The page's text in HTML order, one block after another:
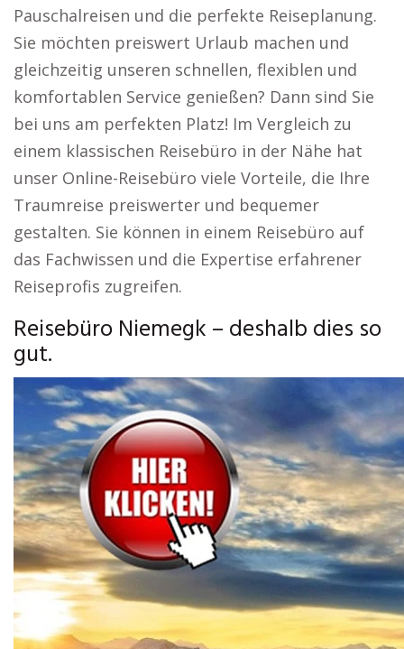
Pauschalreisen und die perfekte Reiseplanung.
Sie möchten preiswert Urlaub machen und
gleichzeitig unseren schnellen, flexiblen und
komfortablen Service genießen? Dann sind Sie
bei uns am perfekten Platz! Im Vergleich zu
einem klassischen Reisebüro in der Nähe hat
unser Online-Reisebüro viele Vorteile, die Ihre
Traumreise preiswerter und bequemer
gestalten. Sie können in einem Reisebüro auf
das Fachwissen und die Expertise erfahrener
Reiseprofis zugreifen.
Reisebüro Niemegk – deshalb dies so
gut.